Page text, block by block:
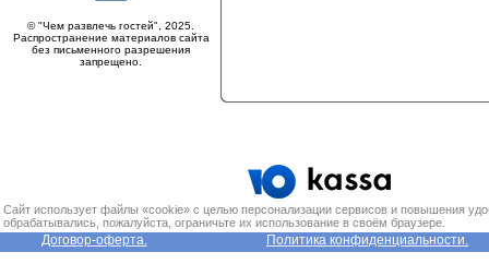
© "Чем развлечь гостей", 2025.
Распространение материалов сайта
без письменного разрешения
запрещено.
Сайт использует файлы «cookie» с целью персонализации сервисов и повышения
обрабатывались, пожалуйста, ограничьте их использование в своём браузере.
Договор-оферта. Политика конфиденциальности.